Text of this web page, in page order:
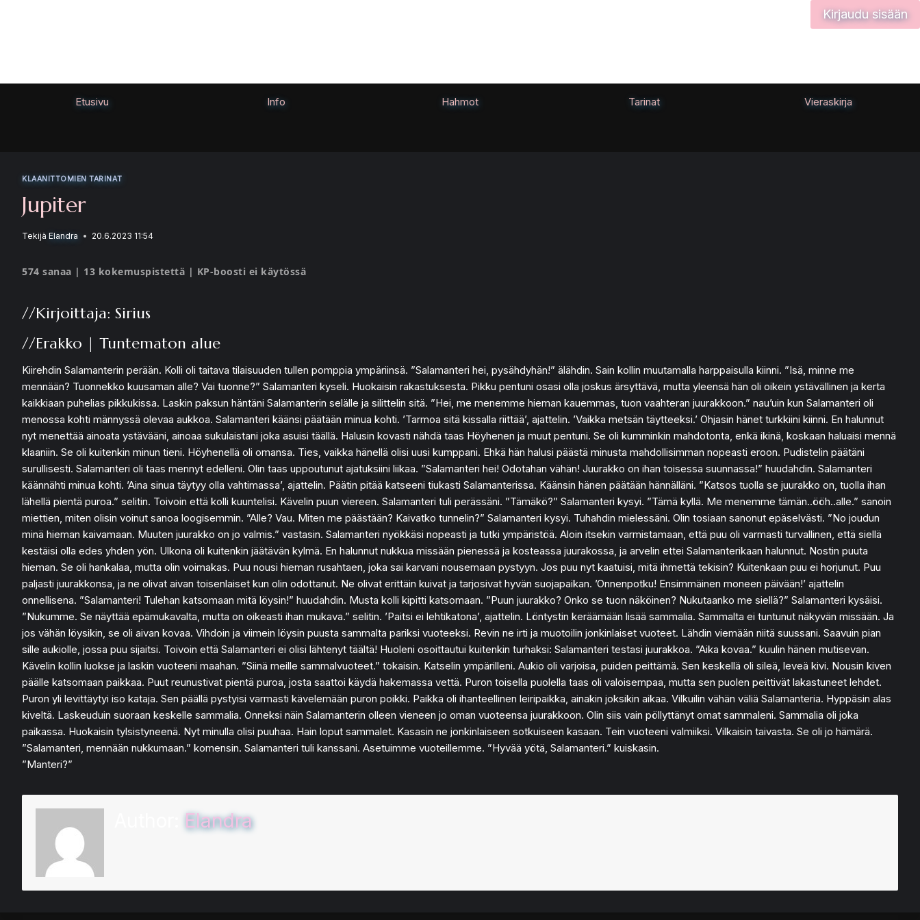
Kirjaudu sisään
Etusivu Info Hahmot Tarinat Vieraskirja
KLAANITTOMIEN TARINAT
Jupiter
Tekijä Elandra 20.6.2023 11:54
574 sanaa | 13 kokemuspistettä | KP-boosti ei käytössä
//Kirjoittaja: Sirius
//Erakko | Tuntematon alue
Kiirehdin Salamanterin perään. Kolli oli taitava tilaisuuden tullen pomppia ympäriinsä. ”Salamanteri hei, pysähdyhän!” älähdin. Sain kollin muutamalla harppaisulla kiinni. ”Isä, minne me
mennään? Tuonnekko kuusaman alle? Vai tuonne?” Salamanteri kyseli. Huokaisin rakastuksesta. Pikku pentuni osasi olla joskus ärsyttävä, mutta yleensä hän oli oikein ystävällinen ja kerta
kaikkiaan puhelias pikkukissa. Laskin paksun häntäni Salamanterin selälle ja silittelin sitä. ”Hei, me menemme hieman kauemmas, tuon vaahteran juurakkoon.” nau’uin kun Salamanteri oli
menossa kohti männyssä olevaa aukkoa. Salamanteri käänsi päätään minua kohti. ’Tarmoa sitä kissalla riittää’, ajattelin. ’Vaikka metsän täytteeksi.’ Ohjasin hänet turkkiini kiinni. En halunnut
nyt menettää ainoata ystävääni, ainoaa sukulaistani joka asuisi täällä. Halusin kovasti nähdä taas Höyhenen ja muut pentuni. Se oli kumminkin mahdotonta, enkä ikinä, koskaan haluaisi mennä
klaaniin. Se oli kuitenkin minun tieni. Höyhenellä oli omansa. Ties, vaikka hänellä olisi uusi kumppani. Ehkä hän halusi päästä minusta mahdollisimman nopeasti eroon. Pudistelin päätäni
surullisesti. Salamanteri oli taas mennyt edelleni. Olin taas uppoutunut ajatuksiini liikaa. ”Salamanteri hei! Odotahan vähän! Juurakko on ihan toisessa suunnassa!” huudahdin. Salamanteri
käännähti minua kohti. ’Aina sinua täytyy olla vahtimassa’, ajattelin. Päätin pitää katseeni tiukasti Salamanterissa. Käänsin hänen päätään hännälläni. ”Katsos tuolla se juurakko on, tuolla ihan
lähellä pientä puroa.” selitin. Toivoin että kolli kuuntelisi. Kävelin puun viereen. Salamanteri tuli perässäni. ”Tämäkö?” Salamanteri kysyi. ”Tämä kyllä. Me menemme tämän..ööh..alle.” sanoin
miettien, miten olisin voinut sanoa loogisemmin. ”Alle? Vau. Miten me päästään? Kaivatko tunnelin?” Salamanteri kysyi. Tuhahdin mielessäni. Olin tosiaan sanonut epäselvästi. ”No joudun
minä hieman kaivamaan. Muuten juurakko on jo valmis.” vastasin. Salamanteri nyökkäsi nopeasti ja tutki ympäristöä. Aloin itsekin varmistamaan, että puu oli varmasti turvallinen, että siellä
kestäisi olla edes yhden yön. Ulkona oli kuitenkin jäätävän kylmä. En halunnut nukkua missään pienessä ja kosteassa juurakossa, ja arvelin ettei Salamanterikaan halunnut. Nostin puuta
hieman. Se oli hankalaa, mutta olin voimakas. Puu nousi hieman rusahtaen, joka sai karvani nousemaan pystyyn. Jos puu nyt kaatuisi, mitä ihmettä tekisin? Kuitenkaan puu ei horjunut. Puu
paljasti juurakkonsa, ja ne olivat aivan toisenlaiset kun olin odottanut. Ne olivat erittäin kuivat ja tarjosivat hyvän suojapaikan. ’Onnenpotku! Ensimmäinen moneen päivään!’ ajattelin
onnellisena. ”Salamanteri! Tulehan katsomaan mitä löysin!” huudahdin. Musta kolli kipitti katsomaan. ”Puun juurakko? Onko se tuon näköinen? Nukutaanko me siellä?” Salamanteri kysäisi.
”Nukumme. Se näyttää epämukavalta, mutta on oikeasti ihan mukava.” selitin. ’Paitsi ei lehtikatona’, ajattelin. Löntystin keräämään lisää sammalia. Sammalta ei tuntunut näkyvän missään. Ja
jos vähän löysikin, se oli aivan kovaa. Vihdoin ja viimein löysin puusta sammalta pariksi vuoteeksi. Revin ne irti ja muotoilin jonkinlaiset vuoteet. Lähdin viemään niitä suussani. Saavuin pian
sille aukiolle, jossa puu sijaitsi. Toivoin että Salamanteri ei olisi lähtenyt täältä! Huoleni osoittautui kuitenkin turhaksi: Salamanteri testasi juurakkoa. ”Aika kovaa.” kuulin hänen mutisevan.
Kävelin kollin luokse ja laskin vuoteeni maahan. ”Siinä meille sammalvuoteet.” tokaisin. Katselin ympärilleni. Aukio oli varjoisa, puiden peittämä. Sen keskellä oli sileä, leveä kivi. Nousin kiven
päälle katsomaan paikkaa. Puut reunustivat pientä puroa, josta saattoi käydä hakemassa vettä. Puron toisella puolella taas oli valoisempaa, mutta sen puolen peittivät lakastuneet lehdet.
Puron yli levittäytyi iso kataja. Sen päällä pystyisi varmasti kävelemään puron poikki. Paikka oli ihanteellinen leiripaikka, ainakin joksikin aikaa. Vilkuilin vähän väliä Salamanteria. Hyppäsin alas
kiveltä. Laskeuduin suoraan keskelle sammalia. Onneksi näin Salamanterin olleen vieneen jo oman vuoteensa juurakkoon. Olin siis vain pöllyttänyt omat sammaleni. Sammalia oli joka
paikassa. Huokaisin tylsistyneenä. Nyt minulla olisi puuhaa. Hain loput sammalet. Kasasin ne jonkinlaiseen sotkuiseen kasaan. Tein vuoteeni valmiiksi. Vilkaisin taivasta. Se oli jo hämärä.
”Salamanteri, mennään nukkumaan.” komensin. Salamanteri tuli kanssani. Asetuimme vuoteillemme. ”Hyvää yötä, Salamanteri.” kuiskasin.
”Manteri?”
Elandra